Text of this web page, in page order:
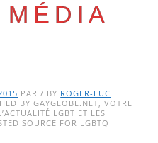
PAR / BY ROGER-LUC
BY GAYGLOBE.NET, VOTRE
LGBT ET LES
SOURCE FOR LGBTQ